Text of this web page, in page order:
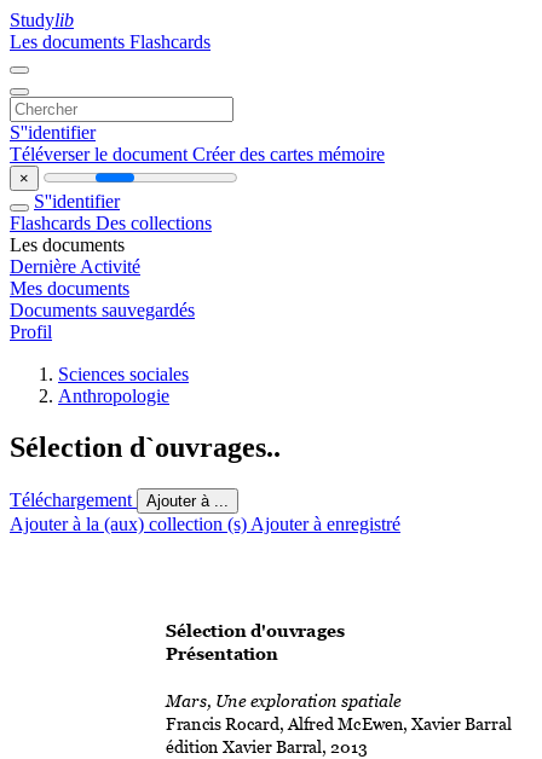
Studylib
Les documents Flashcards
S''identifier
Téléverser le document Créer des cartes mémoire
×
S''identifier
Flashcards Des collections
Les documents
Dernière Activité
Mes documents
Documents sauvegardés
Profil
Sciences sociales
Anthropologie
Sélection d`ouvrages..
Téléchargement Ajouter à ...
Ajouter à la (aux) collection (s) Ajouter à enregistré
Sélection d'ouvrages
Présentation
Mars, Une exploration spatiale
Francis Rocard, Alfred McEwen, Xavier Barral
édition Xavier Barral, 2013